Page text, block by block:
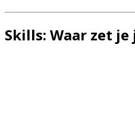
Skills: Waar zet